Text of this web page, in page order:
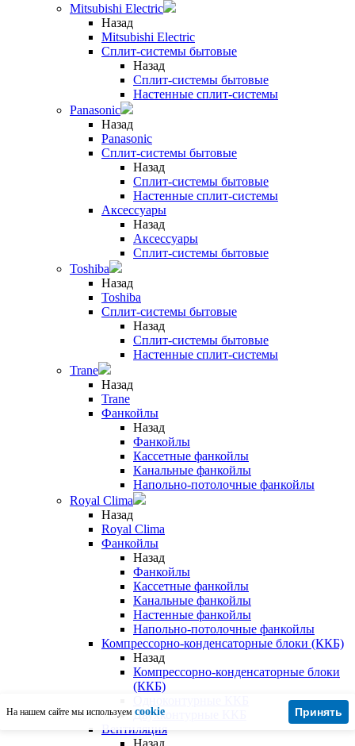
Mitsubishi Electric
Назад
Mitsubishi Electric
Сплит-системы бытовые
Назад
Сплит-системы бытовые
Настенные сплит-системы
Panasonic
Назад
Panasonic
Сплит-системы бытовые
Назад
Сплит-системы бытовые
Настенные сплит-системы
Аксессуары
Назад
Аксессуары
Сплит-системы бытовые
Toshiba
Назад
Toshiba
Сплит-системы бытовые
Назад
Сплит-системы бытовые
Настенные сплит-системы
Trane
Назад
Trane
Фанкойлы
Назад
Фанкойлы
Кассетные фанкойлы
Канальные фанкойлы
Напольно-потолочные фанкойлы
Royal Clima
Назад
Royal Clima
Фанкойлы
Назад
Фанкойлы
Кассетные фанкойлы
Канальные фанкойлы
Настенные фанкойлы
Напольно-потолочные фанкойлы
Компрессорно-конденсаторные блоки (ККБ)
Назад
Компрессорно-конденсаторные блоки
(ККБ)
Двухконтурные ККБ
Вентиляция
Назад
На нашем сайте мы используем cookie Принять